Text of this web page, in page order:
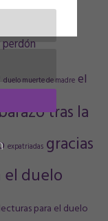
duelo muerte de madre el
tras la
expatriadas gracias
duelo
lecturas para el duelo